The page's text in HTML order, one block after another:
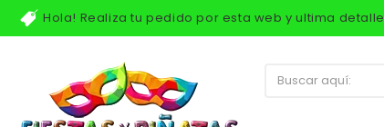
Hola! Realiza tu pedido por esta web y ultima